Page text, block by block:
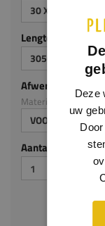
30 X 260 MM
Lengte (mm)
3050
Afwerking
Materiaal: MDF v313
VOORGELAKT
Aantal stuks
Deze
uw